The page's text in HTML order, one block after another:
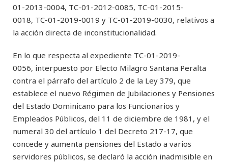
01-2013-0004, TC-01-2012-0085, TC-01-2015-
0018, TC-01-2019-0019 y TC-01-2019-0030, relativos a
la acción directa de inconstitucionalidad.
En lo que respecta al expediente TC-01-2019-
0056, interpuesto por Electo Milagro Santana Peralta
contra el párrafo del artículo 2 de la Ley 379, que
establece el nuevo Régimen de Jubilaciones y Pensiones
del Estado Dominicano para los Funcionarios y
Empleados Públicos, del 11 de diciembre de 1981, y el
numeral 30 del artículo 1 del Decreto 217-17, que
concede y aumenta pensiones del Estado a varios
servidores públicos, se declaró la acción inadmisible en